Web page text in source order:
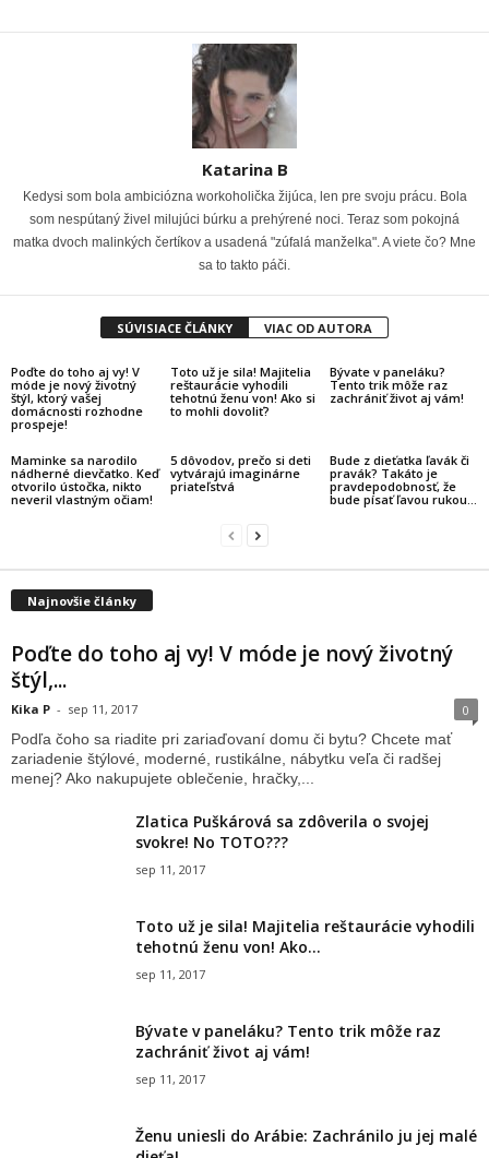
Katarina B
Kedysi som bola ambiciózna workoholička žijúca, len pre svoju prácu. Bola
som nespútaný živel milujúci búrku a prehýrené noci. Teraz som pokojná
matka dvoch malinkých čertíkov a usadená "zúfalá manželka". A viete čo? Mne
sa to takto páči.
SÚVISIACE ČLÁNKY VIAC OD AUTORA
Poďte do toho aj vy! V
móde je nový životný
štýl, ktorý vašej
domácnosti rozhodne
prospeje!
Toto už je sila! Majitelia
reštaurácie vyhodili
tehotnú ženu von! Ako si
to mohli dovoliť?
Bývate v paneláku?
Tento trik môže raz
zachrániť život aj vám!
Maminke sa narodilo
nádherné dievčatko. Keď
otvorilo ústočka, nikto
neveril vlastným očiam!
5 dôvodov, prečo si deti
vytvárajú imaginárne
priateľstvá
Bude z dieťatka ľavák či
pravák? Takáto je
pravdepodobnosť, že
bude písať ľavou rukou…
Najnovšie články
Poďte do toho aj vy! V móde je nový životný
štýl,...
Kika P - sep 11, 2017 0
Podľa čoho sa riadite pri zariaďovaní domu či bytu? Chcete mať
zariadenie štýlové, moderné, rustikálne, nábytku veľa či radšej
menej? Ako nakupujete oblečenie, hračky,...
Zlatica Puškárová sa zdôverila o svojej
svokre! No TOTO???
sep 11, 2017
Toto už je sila! Majitelia reštaurácie vyhodili
tehotnú ženu von! Ako...
sep 11, 2017
Bývate v paneláku? Tento trik môže raz
zachrániť život aj vám!
sep 11, 2017
Ženu uniesli do Arábie: Zachránilo ju jej malé